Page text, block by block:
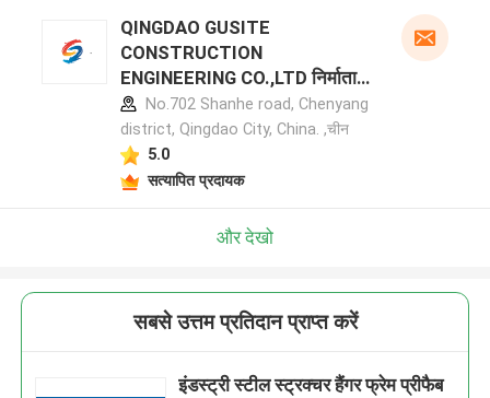
QINGDAO GUSITE
CONSTRUCTION
ENGINEERING CO.,LTD निर्माता
प्रोफ़ाइलNo.702 Shanhe road, Chenyang
district, Qingdao City, China. ,चीन
5.0
सत्यापित प्रदायक
और देखो
सबसे उत्तम प्रतिदान प्राप्त करें
इंडस्ट्री स्टील स्ट्रक्चर हैंगर फ्रेम प्रीफैब